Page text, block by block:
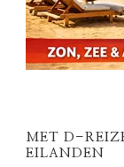
MET D-
EILANDEN